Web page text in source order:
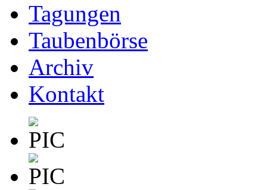
Tagungen
Taubenbörse
Archiv
Kontakt